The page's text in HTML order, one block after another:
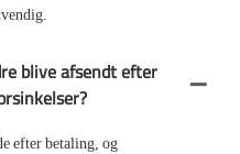
blive afsendt efter
efter betaling, og